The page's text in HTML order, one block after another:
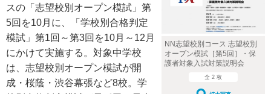
NN志望校別コース 志望校別
オープン模試［第5回］・保
護者対象入試対策説明会
全 2 枚
スの「志望校別オープン模試」第
5回を10月に、「学校別合格判定
模試」第1回～第3回を10月～12月
にかけて実施する。対象中学校
は、志望校別オープン模試が開
成・桜蔭・渋谷幕張など8校。学